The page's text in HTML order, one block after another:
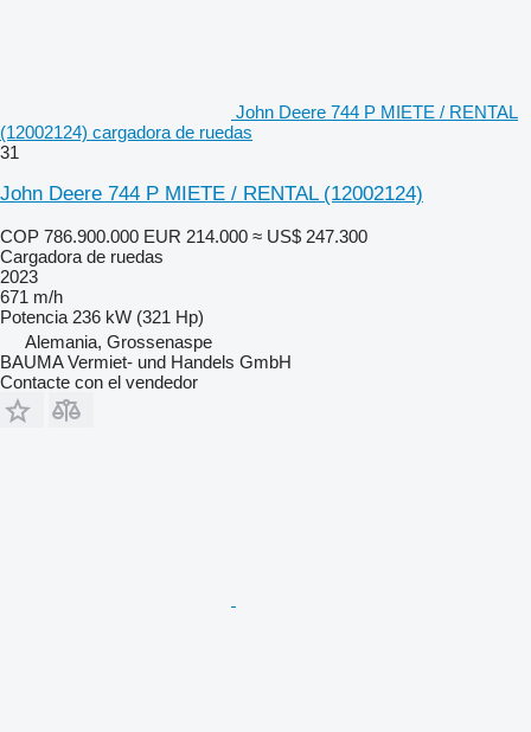
John Deere 744 P MIETE / RENTAL
(12002124) cargadora de ruedas
31
John Deere 744 P MIETE / RENTAL (12002124)
COP 786.900.000 EUR 214.000 ≈ US$ 247.300
Cargadora de ruedas
2023
671 m/h
Potencia 236 kW (321 Hp)
Alemania, Grossenaspe
BAUMA Vermiet- und Handels GmbH
Contacte con el vendedor